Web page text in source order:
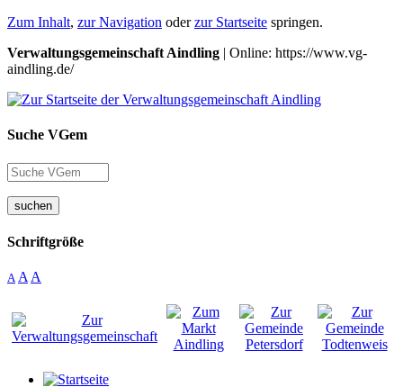
Zum Inhalt, zur Navigation oderzur Startseite springen.
Verwaltungsgemeinschaft Aindling | Online: https://www.vg-
aindling.de/
Suche VGem
suchen
Schriftgröße
A A A